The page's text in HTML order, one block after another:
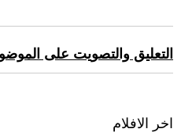
التعليق والتصويت على
اخر الافلام